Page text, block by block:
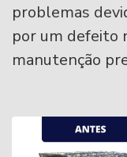
problemas
por um defeito
manutenção